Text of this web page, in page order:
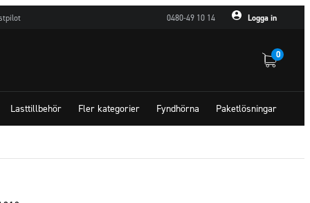
0480-49 10 14 Logga in
0
Lasttillbehör Fler kategorier Fyndhörna Paketlösningar